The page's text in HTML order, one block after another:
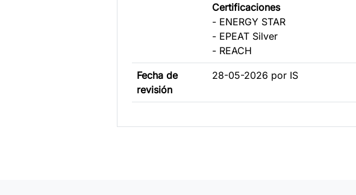
Certificaciones
- ENERGY STAR
- EPEAT Silver
- REACH
Fecha de
revisión
28-05-2026 por IS